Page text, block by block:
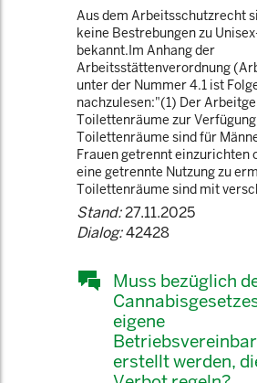
Aus dem Arbeitsschutzrecht
keine Bestrebungen zu
bekannt.Im Anhang der
Arbeitsstättenverordnung
unter der Nummer 4.1 ist
nachzulesen:"(1) Der
Toilettenräume zur
Toilettenräume sind für
Frauen getrennt einzurichten
eine getrennte Nutzung zu
Toilettenräume sind mit
Stand:27.11.2025
Dialog:42428
Muss bezüglich
eigene
erstellt werden,